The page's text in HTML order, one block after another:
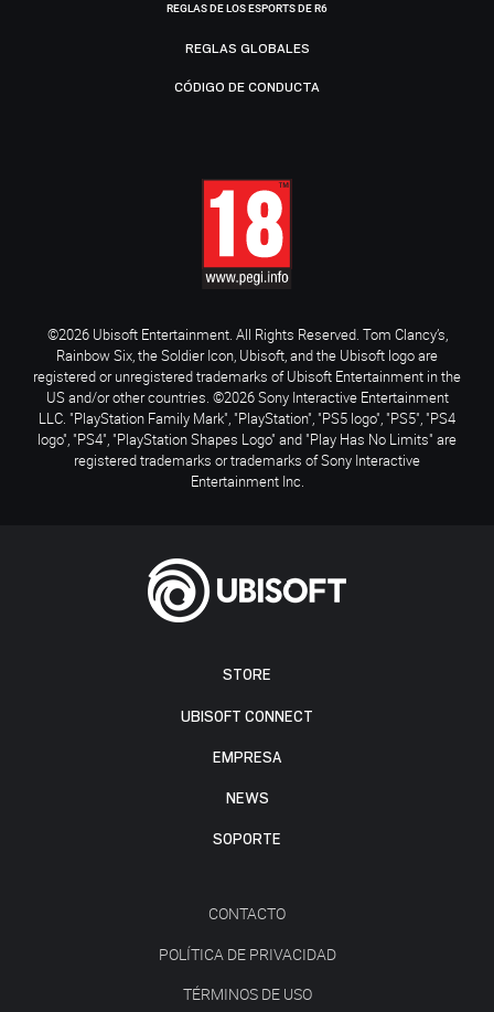
STORE
UBISOFT CONNECT
EMPRESA
NEWS
SOPORTE
CONTACTO
POLÍTICA DE PRIVACIDAD
TÉRMINOS DE USO
REGLAS DE LOS ESPORTS DE R6
REGLAS GLOBALES
CÓDIGO DE CONDUCTA
©2026 Ubisoft Entertainment. All Rights Reserved. Tom Clancy’s,
Rainbow Six, the Soldier Icon, Ubisoft, and the Ubisoft logo are
registered or unregistered trademarks of Ubisoft Entertainment in the
US and/or other countries. ©2026 Sony Interactive Entertainment
LLC. "PlayStation Family Mark", "PlayStation", "PS5 logo", "PS5", "PS4
logo", "PS4", "PlayStation Shapes Logo" and "Play Has No Limits" are
registered trademarks or trademarks of Sony Interactive
Entertainment Inc.